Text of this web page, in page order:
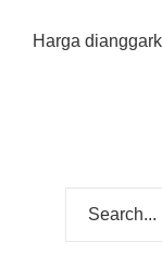
Harga